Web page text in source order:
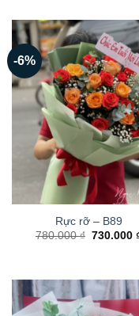
-6%
Rực rỡ – B89
780.000₫ Giá
730.000